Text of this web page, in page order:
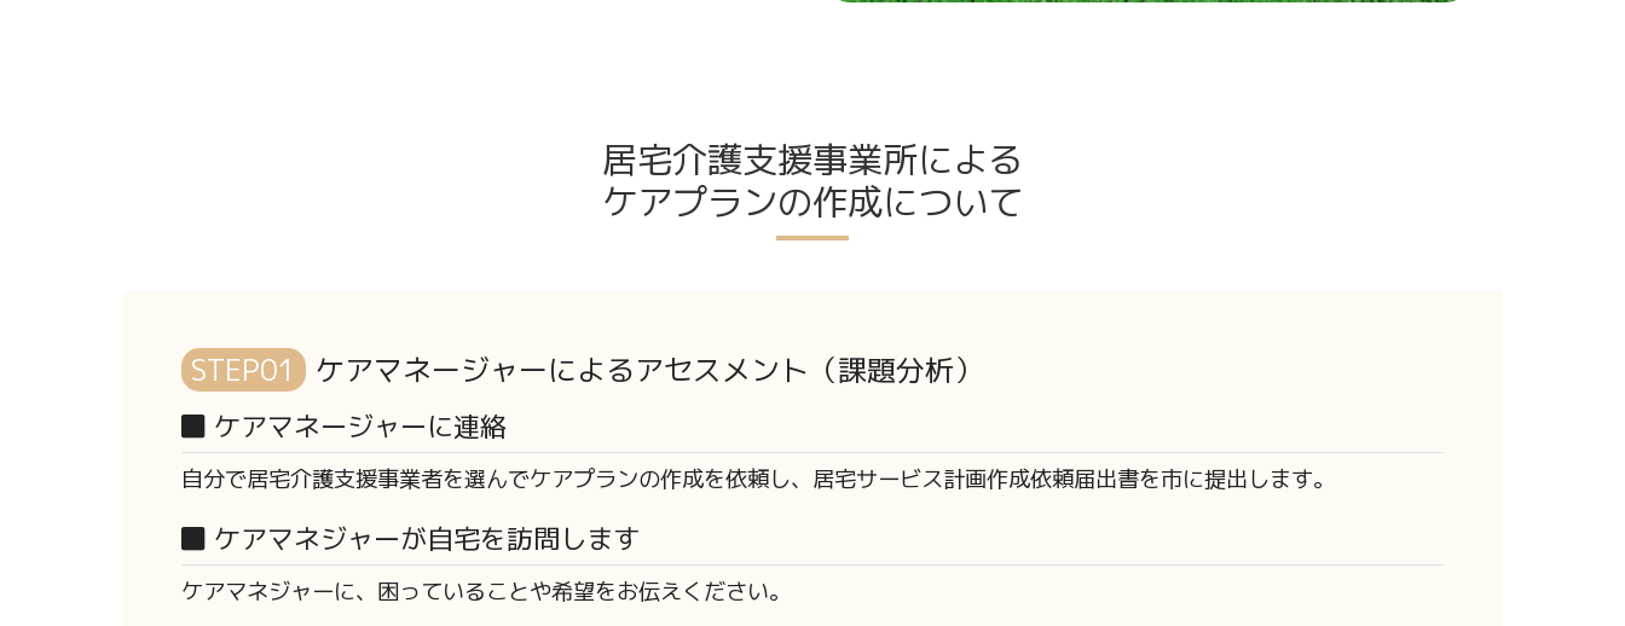
居宅介護支援事業所による
ケアプランの作成について
STEP01 ケアマネージャーによるアセスメント（課題分析）
ケアマネージャーに連絡
自分で居宅介護支援事業者を選んでケアプランの作成を依頼し、居宅サービス計画作成依頼届出書を市に提出します。
ケアマネジャーが自宅を訪問します
ケアマネジャーに、困っていることや希望をお伝えください。